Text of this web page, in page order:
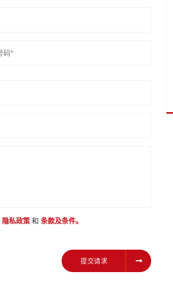
隐私政策 和 条款及条件。
提交请求